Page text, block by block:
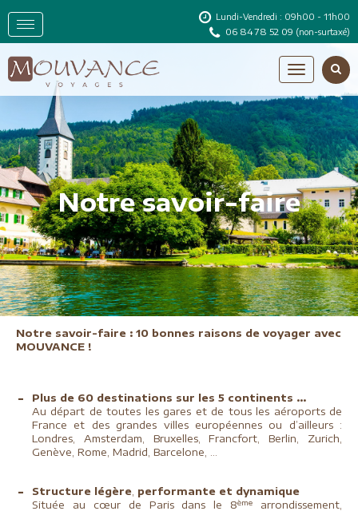
Lundi-Vendredi : 09h00 - 11h00
06 84 78 52 09 (non-surtaxé)
Notre savoir-faire
Notre savoir-faire : 10 bonnes raisons de voyager avec
MOUVANCE !
Plus de 60 destinations sur les 5 continents …
Au départ de toutes les gares et de tous les aéroports de
France et des grandes villes européennes ou d’ailleurs :
Londres, Amsterdam, Bruxelles, Francfort, Berlin, Zurich,
Genève, Rome, Madrid, Barcelone, …
Structure légère, performante et dynamique
Située au cœur de Paris dans le 8ème
arrondissement,